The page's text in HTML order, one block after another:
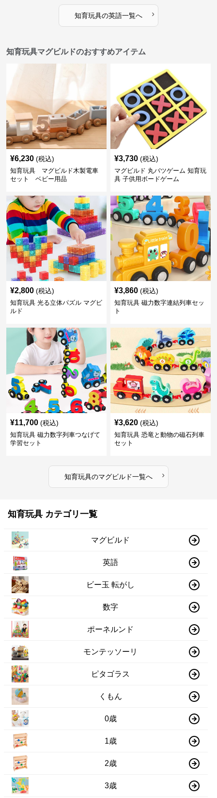
知育玩具の英語一覧へ ›
知育玩具マグビルドのおすすめアイテム
¥6,230 (税込)
知育玩具 マグビルド木製電車
セット ベビー用品
¥3,730 (税込)
マグビルド 丸バツゲーム 知育玩
具 子供用ボードゲーム
¥2,800 (税込)
知育玩具 光る立体パズル マグビ
ルド
¥3,860 (税込)
知育玩具 磁力数字連結列車セッ
ト
¥11,700 (税込)
知育玩具 磁力数字列車つなげて
学習セット
¥3,620 (税込)
知育玩具 恐竜と動物の磁石列車
セット
知育玩具のマグビルド一覧へ ›
知育玩具 カテゴリ一覧
マグビルド
英語
ビー玉 転がし
数字
ポーネルンド
モンテッソーリ
ピタゴラス
くもん
0歳
1歳
2歳
3歳